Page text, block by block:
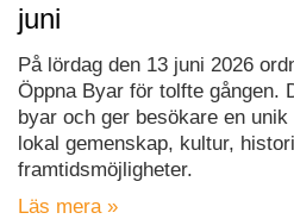
juni
På lördag den 13 juni 2026
Öppna Byar för tolfte gången.
byar och ger besökare en
lokal gemenskap, kultur,
framtidsmöjligheter.
Läs mera »